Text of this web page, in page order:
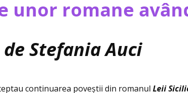
unor romane
de Stefania Auci
continuarea poveștii din romanul Leii